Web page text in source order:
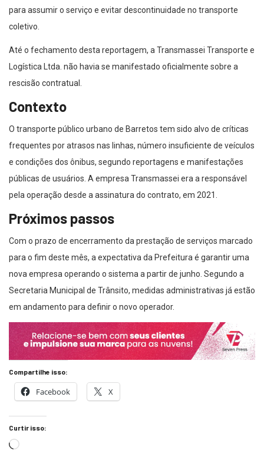
para assumir o serviço e evitar descontinuidade no transporte
coletivo.
Até o fechamento desta reportagem, a Transmassei Transporte e
Logística Ltda. não havia se manifestado oficialmente sobre a
rescisão contratual.
Contexto
O transporte público urbano de Barretos tem sido alvo de críticas
frequentes por atrasos nas linhas, número insuficiente de veículos
e condições dos ônibus, segundo reportagens e manifestações
públicas de usuários. A empresa Transmassei era a responsável
pela operação desde a assinatura do contrato, em 2021.
Próximos passos
Com o prazo de encerramento da prestação de serviços marcado
para o fim deste mês, a expectativa da Prefeitura é garantir uma
nova empresa operando o sistema a partir de junho. Segundo a
Secretaria Municipal de Trânsito, medidas administrativas já estão
em andamento para definir o novo operador.
Compartilhe isso:
Facebook X
Curtir isso: